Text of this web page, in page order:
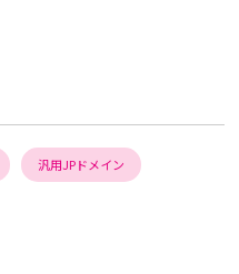
汎用JPドメイン